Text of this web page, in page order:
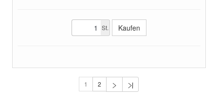
St.
1 2